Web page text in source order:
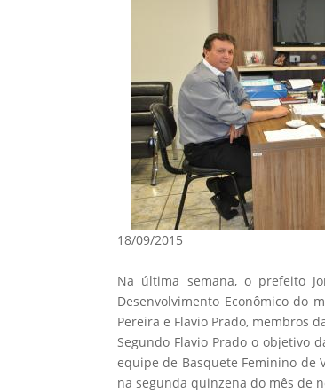
18/09/2015
Na última semana, o prefeito
Desenvolvimento Econômico do
Pereira e Flavio Prado, membros
Segundo Flavio Prado o objetivo
equipe de Basquete Feminino de
na segunda quinzena do mês de